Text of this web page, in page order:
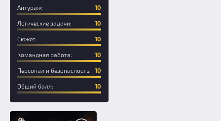
Антураж:
10
Логические задачи: 10
Сюжет: 10
Командная работа: 10
Персонал и безопасность: 10
Общий балл: 10